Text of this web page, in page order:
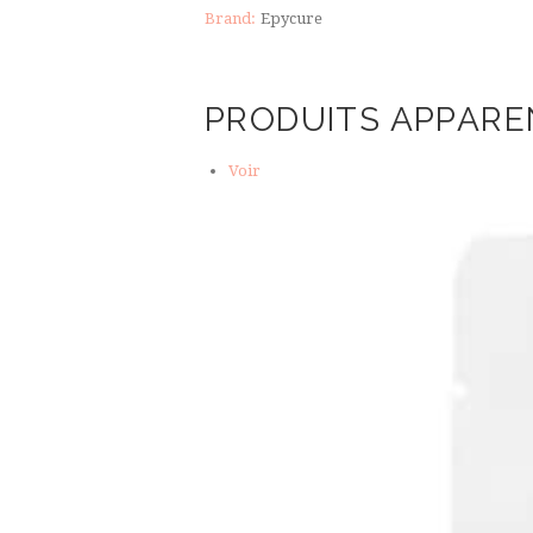
Brand: Epycure
PRODUITS
Voir